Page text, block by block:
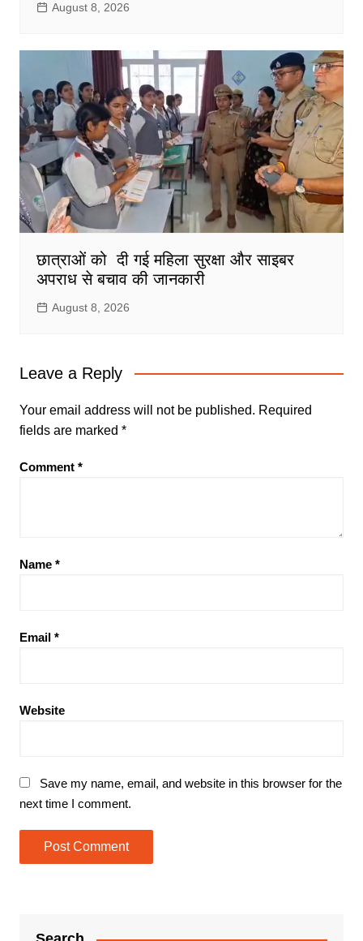
August 8, 2026
छात्राओं को दी गई महिला सुरक्षा और साइबर
अपराध से बचाव की जानकारी
August 8, 2026
Leave a Reply
Your email address will not be published. Required
fields are marked *
Comment *
Name *
Email *
Website
Save my name, email, and website in this browser for the
next time I comment.